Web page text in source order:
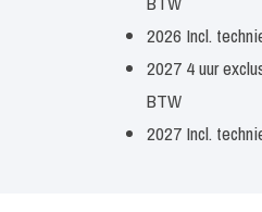
2026 Incl.
2027 4 uur
BTW
2027 Incl.